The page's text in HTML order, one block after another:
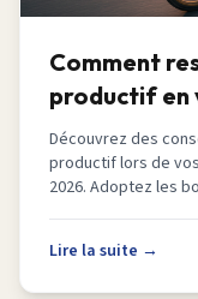
Comment
productif en
distance en
Découvrez des
productif lors de
2026. Adoptez les
Lire la suite →